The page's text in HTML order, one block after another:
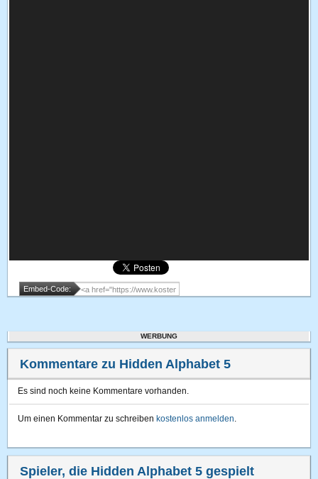
Embed-Code:
WERBUNG
Kommentare zu Hidden Alphabet 5
Es sind noch keine Kommentare vorhanden.
Um einen Kommentar zu schreiben kostenlos anmelden.
Spieler, die Hidden Alphabet 5 gespielt